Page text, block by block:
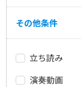
その他条件
立ち読み
演奏動画